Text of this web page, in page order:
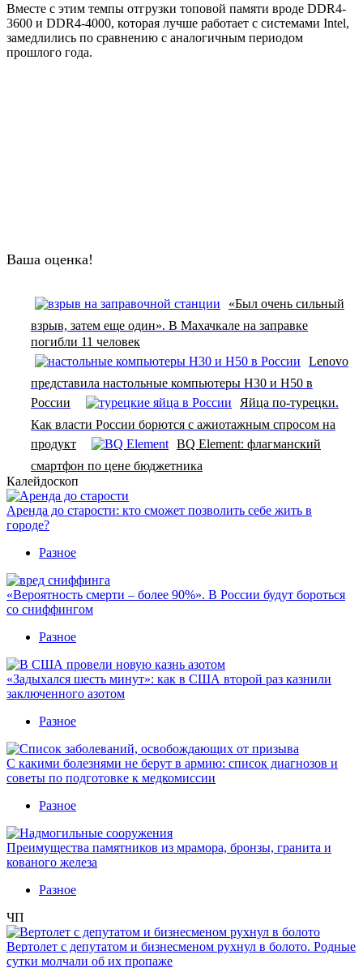
Вместе с этим темпы отгрузки топовой памяти вроде DDR4-
3600 и DDR4-4000, которая лучше работает с системами Intel,
замедлились по сравнению с аналогичным периодом
прошлого года.
Ваша оценка!
«Был очень сильный
взрыв, затем еще один». В Махачкале на заправке
погибли 11 человек
Lenovo
представила настольные компьютеры H30 и H50 в
России
Яйца по-турецки.
Как власти России борются с ажиотажным спросом на
продукт
BQ Element: флагманский
смартфон по цене бюджетника
Калейдоскоп
Аренда до старости: кто сможет позволить себе жить в
городе?
Разное
«Вероятность смерти – более 90%». В России будут бороться
со сниффингом
Разное
«Задыхался шесть минут»: как в США второй раз казнили
заключенного азотом
Разное
С какими болезнями не берут в армию: список диагнозов и
советы по подготовке к медкомиссии
Разное
Преимущества памятников из мрамора, бронзы, гранита и
кованого железа
Разное
ЧП
Вертолет с депутатом и бизнесменом рухнул в болото. Родные
сутки молчали об их пропаже